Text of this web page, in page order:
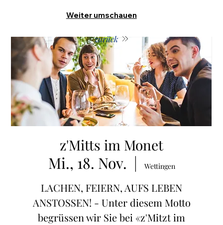
Weiter umschauen
z'Mitts im Monet
Mi., 18. Nov.
  |
Wettingen
LACHEN, FEIERN, AUFS LEBEN
ANSTOSSEN! - Unter diesem Motto
begrüssen wir Sie bei «z'Mitzt im
zurück